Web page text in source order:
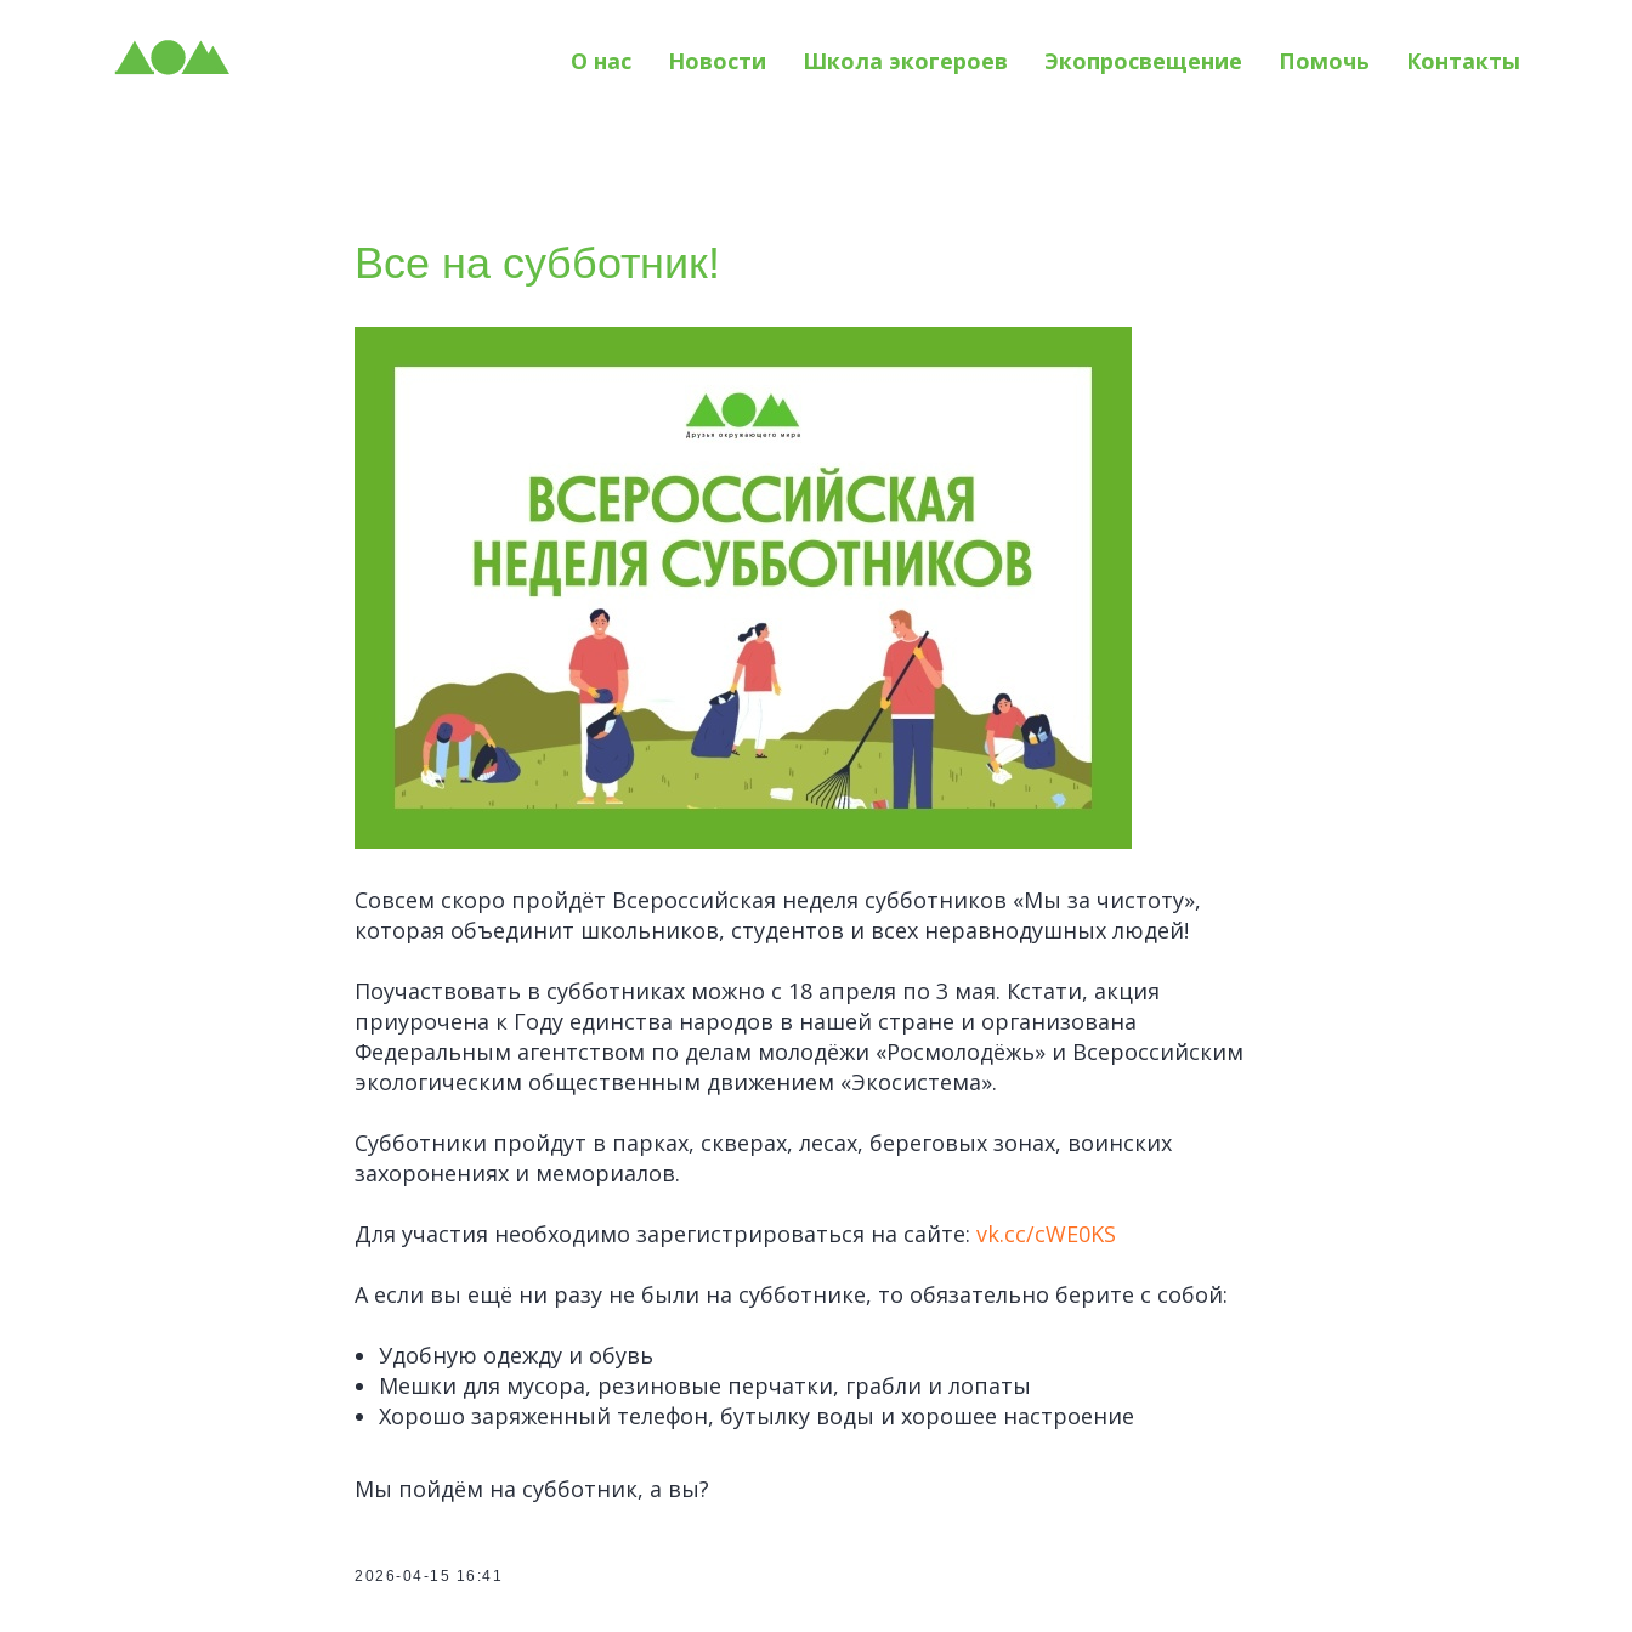
О нас Новости Школа экогероев Экопросвещение Помочь Контакты
Все на субботник!
Совсем скоро пройдёт Всероссийская неделя субботников «Мы за чистоту»,
которая объединит школьников, студентов и всех неравнодушных людей!
Поучаствовать в субботниках можно с 18 апреля по 3 мая. Кстати, акция
приурочена к Году единства народов в нашей стране и организована
Федеральным агентством по делам молодёжи «Росмолодёжь» и Всероссийским
экологическим общественным движением «Экосистема».
Субботники пройдут в парках, скверах, лесах, береговых зонах, воинских
захоронениях и мемориалов.
Для участия необходимо зарегистрироваться на сайте: vk.cc/cWE0KS
А если вы ещё ни разу не были на субботнике, то обязательно берите с собой:
Удобную одежду и обувь
Мешки для мусора, резиновые перчатки, грабли и лопаты
Хорошо заряженный телефон, бутылку воды и хорошее настроение
Мы пойдём на субботник, а вы?
2026-04-15 16:41